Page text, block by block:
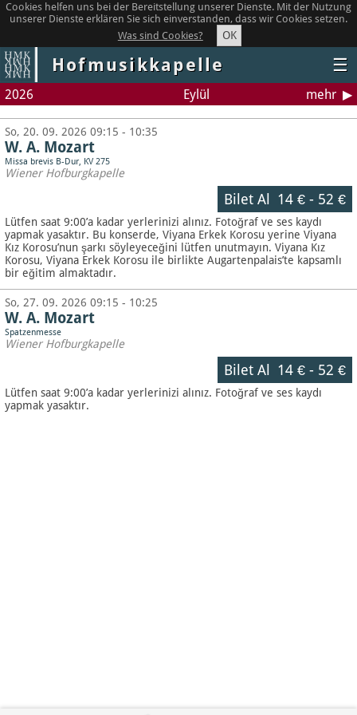
Cookies helfen uns bei der Bereitstellung unserer Dienste. Mit der Nutzung
unserer Dienste erklären Sie sich einverstanden, dass wir Cookies setzen.
Was sind Cookies?
OK
Hofmusikkapelle ☰
2026 Eylül mehr
So, 20. 09. 2026 09:15 - 10:35
W. A. Mozart
Missa brevis B-Dur, KV 275
Wiener Hofburgkapelle
Bilet Al 14 €- 52 €
Lütfen saat 9:00’a kadar yerlerinizi alınız. Fotoğraf ve ses kaydı
yapmak yasaktır. Bu konserde, Viyana Erkek Korosu yerine Viyana
Kız Korosu’nun şarkı söyleyeceğini lütfen unutmayın. Viyana Kız
Korosu, Viyana Erkek Korosu ile birlikte Augartenpalais’te kapsamlı
bir eğitim almaktadır.
So, 27. 09. 2026 09:15 - 10:25
W. A. Mozart
Spatzenmesse
Wiener Hofburgkapelle
Bilet Al 14 €- 52 €
Lütfen saat 9:00’a kadar yerlerinizi alınız. Fotoğraf ve ses kaydı
yapmak yasaktır.